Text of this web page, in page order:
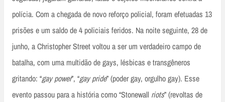
polícia. Com a chegada de novo reforço policial, foram efetuadas 13
prisões e um saldo de 4 policiais feridos. Na noite seguinte, 28 de
junho, a Christopher Street voltou a ser um verdadeiro campo de
batalha, com uma multidão de gays, lésbicas e transgêneros
gritando: “gay power”, “gay pride” (poder gay, orgulho gay). Esse
evento passou para a história como “Stonewall riots” (revoltas de